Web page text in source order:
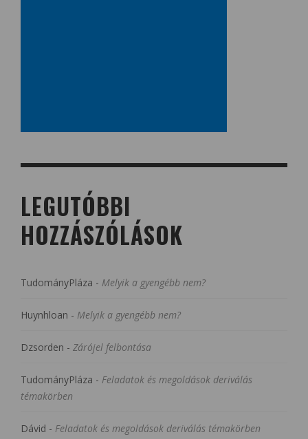
LEGUTÓBBI
HOZZÁSZÓLÁSOK
TudományPláza - Melyik a gyengébb nem?
Huynhloan - Melyik a gyengébb nem?
Dzsorden - Zárójel felbontása
TudományPláza - Feladatok és megoldások deriválás
témakörben
Dávid - Feladatok és megoldások deriválás témakörben